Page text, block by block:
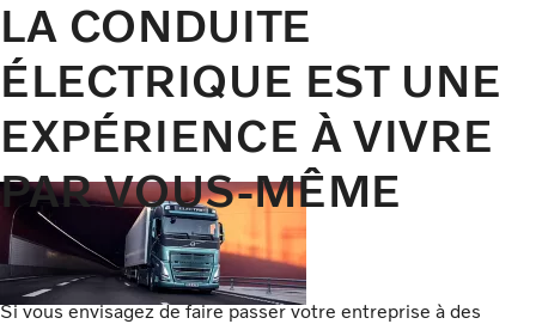
Solutions de transport
Camions
Notre société
Nous contacter
Transition énergétique
Votre garage
LA CONDUITE
ÉLECTRIQUE EST UNE
EXPÉRIENCE À VIVRE
PAR VOUS-MÊME
Si vous envisagez de faire passer votre entreprise à des